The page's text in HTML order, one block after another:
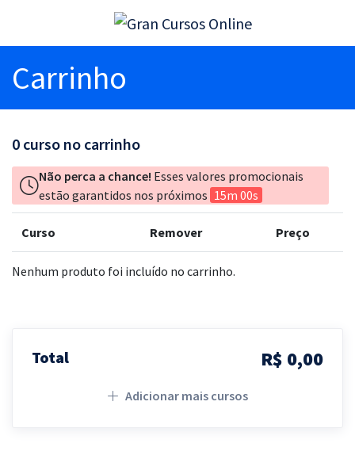
Carrinho
0 curso no carrinho
Não perca a chance! Esses valores promocionais
estão garantidos nos próximos 15m 00s
Curso Remover Preço
Nenhum produto foi incluído no carrinho.
Total R$ 0,00
Adicionar mais cursos